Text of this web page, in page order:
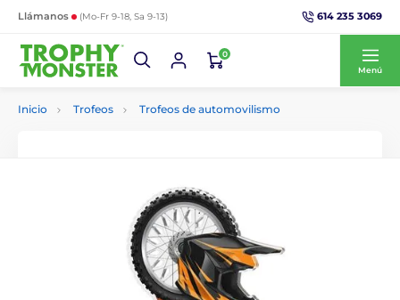
Llámanos (Mo-Fr 9-18, Sa 9-13) 614 235 3069
0
Menú
Inicio Trofeos Trofeos de automovilismo